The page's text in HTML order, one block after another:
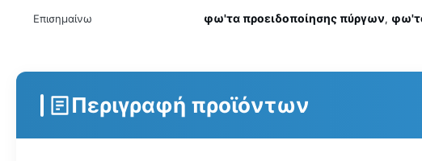
Επισημαίνω
φω'τα προειδοποίησης πύργων,
Περιγραφή προϊόντων